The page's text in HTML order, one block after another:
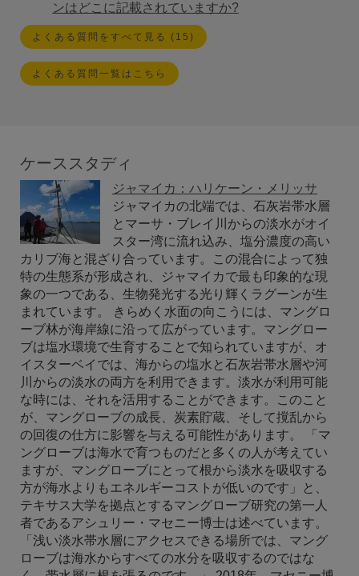
ンはどこに記載されていますか?
よくある質問をすべて見る (15)
よくある質問一覧はこちら
ケーススタディ
ジャマイカ：ハリケーン・メリッサ
ジャマイカの北端では、石灰岩帯水層
とマーサ・ブレイ川からの淡水がオイ
スター湾に流れ込み、塩分濃度の高い
カリブ海と混ざり合っています。この混合によって独
特の生態系が形成され、ジャマイカで最も印象的な現
象の一つである、生物発光する光り輝くラグーンが生
まれています。 きらめく水面の向こうには、マングロ
ーブ林が海岸線に沿って広がっています。マングロー
ブは塩水環境で生育することで知られていますが、オ
イスターベイでは、海からの塩水と石灰岩帯水層や河
川からの淡水の両方を利用できます。淡水が利用可能
な時には、それを活用することができます。このこと
が、マングローブの成長、炭素貯蔵、そして撹乱から
の回復の仕方に影響を与える可能性があります。 「マ
ングローブは海水で育つものだと多くの人が考えてい
ますが、マングローブにとって根から淡水を吸収する
方が海水よりもエネルギーコストが低いのです」と、
テキサス大学を拠点とするマングローブ研究の第一人
者であるアシュリー・マセニー博士は述べています。
「浅い淡水帯水層にアクセスできる場所では、マング
ローブは海水からすべての水分を吸収するのではな